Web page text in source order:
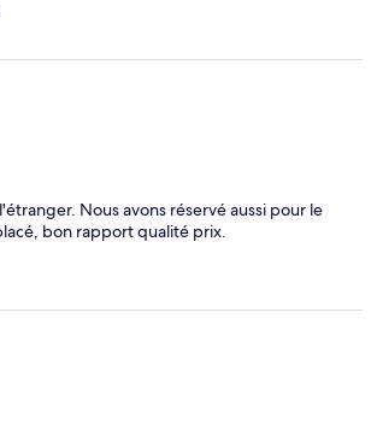
Nous avons réservé aussi pour le
bon rapport qualité prix.